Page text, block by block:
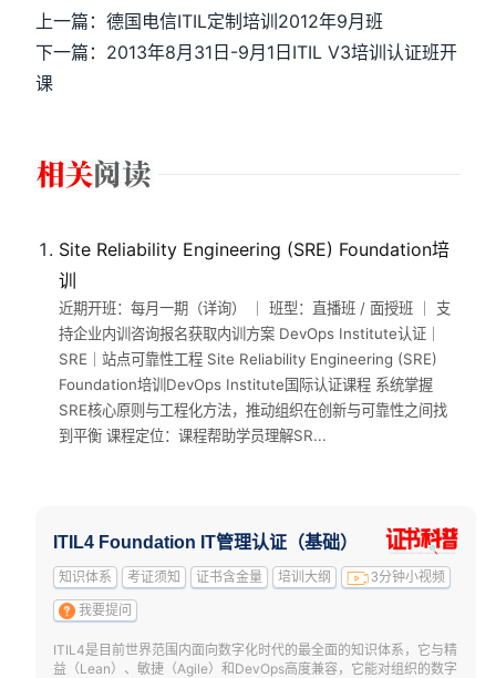
上一篇：德国电信ITIL定制培训2012年9月班
下一篇：2013年8月31日-9月1日ITIL V3培训认证班开
课
Site Reliability Engineering (SRE) Foundation培
训
近期开班：每月一期（详询） ｜ 班型：直播班 / 面授班 ｜ 支
持企业内训咨询报名获取内训方案 DevOps Institute认证｜
SRE｜站点可靠性工程 Site Reliability Engineering (SRE)
Foundation培训DevOps Institute国际认证课程 系统掌握
SRE核心原则与工程化方法，推动组织在创新与可靠性之间找
到平衡 课程定位：课程帮助学员理解SR...
ITIL4 Foundation IT管理认证（基础）
知识体系 考证须知 证书含金量 培训大纲 3分钟小视频
我要提问
ITIL4是目前世界范围内面向数字化时代的最全面的知识体系，它与精
益（Lean）、敏捷（Agile）和DevOps高度兼容，它能对组织的数字